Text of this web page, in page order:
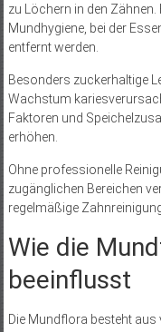
zu Löchern in den
Mundhygiene, bei der
entfernt werden.
Besonders zuckerhaltige
Wachstum
Faktoren und
erhöhen.
Ohne professionelle
zugänglichen Bereichen
regelmäßige
Wie die
beeinflusst
Die Mundflora besteht